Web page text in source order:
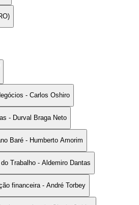
- Carlos Oshiro
- Durval Braga Neto
Baré - Humberto Amorim
do Trabalho - Aldemiro Dantas
financeira - André Torbey